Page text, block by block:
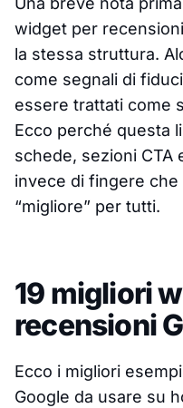
widget per
la stessa struttura.
come segnali di
essere trattati come
Ecco perché questa
schede, sezioni CTA
invece di fingere
“migliore” per tutti.
19 migliori
recensioni
Ecco i migliori
Google da usare su